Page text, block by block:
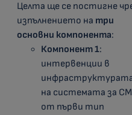
Целта ще се постигне
изпълнението на три
основни компонента:
Компонент 1:
интервенции в
на системата за
от първи тип